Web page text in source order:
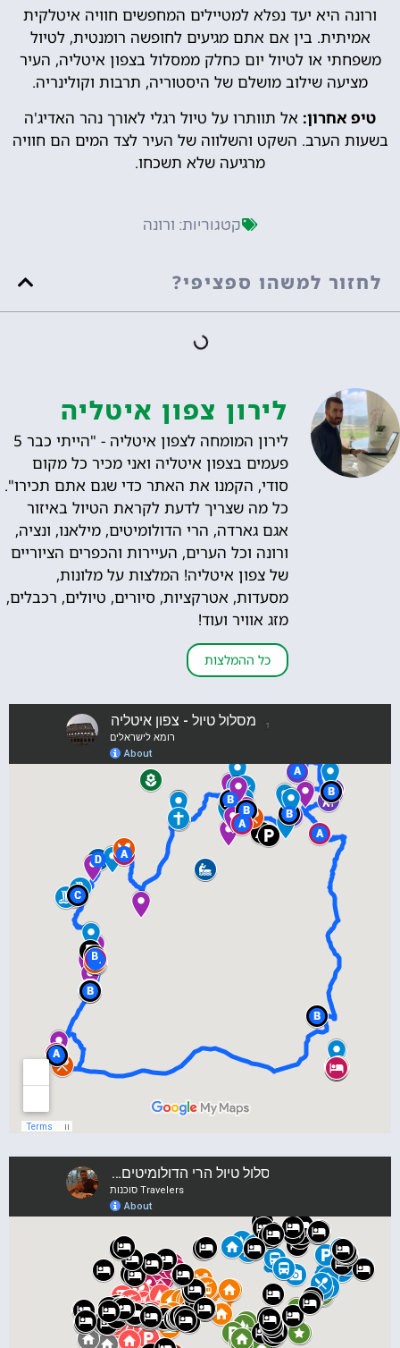
ורונה היא יעד נפלא למטיילים המחפשים חוויה איטלקית
אמיתית. בין אם אתם מגיעים לחופשה רומנטית, לטיול
משפחתי או לטיול יום כחלק ממסלול בצפון איטליה, העיר
מציעה שילוב מושלם של היסטוריה, תרבות וקולינריה.
טיפ אחרון: אל תוותרו על טיול רגלי לאורך נהר האדיג'ה
בשעות הערב. השקט והשלווה של העיר לצד המים הם חוויה
מרגיעה שלא תשכחו.
קטגוריות: ורונה
לחזור למשהו ספציפי?
לירון צפון איטליה
לירון המומחה לצפון איטליה - "הייתי כבר 5
פעמים בצפון איטליה ואני מכיר כל מקום
סודי, הקמנו את האתר כדי שגם אתם תכירו".
כל מה שצריך לדעת לקראת הטיול באיזור
אגם גארדה, הרי הדולומיטים, מילאנו, ונציה,
ורונה וכל הערים, העיירות והכפרים הציוריים
של צפון איטליה! המלצות על מלונות,
מסעדות, אטרקציות, סיורים, טיולים, רכבלים,
מזג אוויר ועוד!
כל ההמלצות